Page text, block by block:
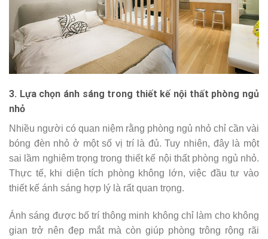
3. Lựa chọn ánh sáng trong thiết kế nội thất phòng ngủ
nhỏ
Nhiều người có quan niệm rằng phòng ngủ nhỏ chỉ cần vài
bóng đèn nhỏ ở một số vị trí là đủ. Tuy nhiên, đây là một
sai lầm nghiêm trọng trong thiết kế nội thất phòng ngủ nhỏ.
Thực tế, khi diện tích phòng không lớn, việc đầu tư vào
thiết kế ánh sáng hợp lý là rất quan trọng.
Ánh sáng được bố trí thông minh không chỉ làm cho không
gian trở nên đẹp mắt mà còn giúp phòng trông rộng rãi